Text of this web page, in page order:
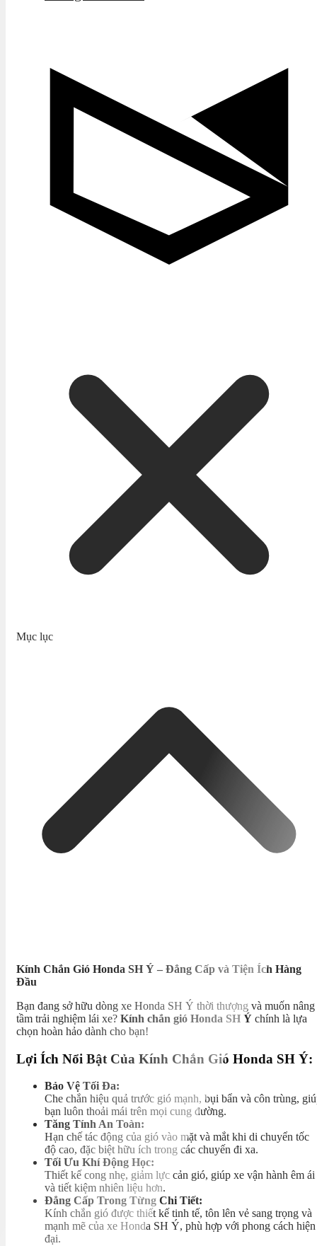
Mục lục
Kính Chắn Gió Honda SH Ý – Đẳng Cấp và Tiện Ích Hàng
Đầu
Bạn đang sở hữu dòng xe Honda SH Ý thời thượng và muốn nâng
tầm trải nghiệm lái xe? Kính chắn gió Honda SH Ý chính là lựa
chọn hoàn hảo dành cho bạn!
Lợi Ích Nổi Bật Của Kính Chắn Gió Honda SH Ý:
Bảo Vệ Tối Đa:
Che chắn hiệu quả trước gió mạnh, bụi bẩn và côn trùng,
bạn luôn thoải mái trên mọi cung đường.
Tăng Tính An Toàn:
Hạn chế tác động của gió vào mặt và mắt khi di chuyển tốc
độ cao, đặc biệt hữu ích trong các chuyến đi xa.
Tối Ưu Khí Động Học:
Thiết kế cong nhẹ, giảm lực cản gió, giúp xe vận hành êm ái
và tiết kiệm nhiên liệu hơn.
Đẳng Cấp Trong Từng Chi Tiết:
Kính chắn gió được thiết kế tinh tế, tôn lên vẻ sang trọng và
mạnh mẽ của xe Honda SH Ý, phù hợp với phong cách hiện
đại.